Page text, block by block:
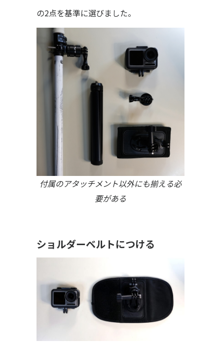
の2点を基準に選びました。
付属のアタッチメント以外にも揃える必
要がある
ショルダーベルトにつける